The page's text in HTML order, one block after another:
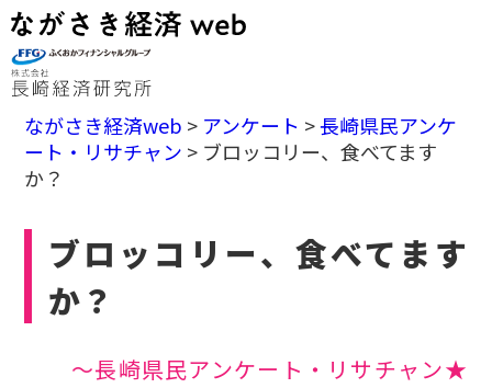
ながさき経済web > アンケート >長崎県民アンケ
ート・リサチャン > ブロッコリー、食べてます
か？
ブロッコリー、食べてます
か？
～長崎県民アンケート・リサチャン★